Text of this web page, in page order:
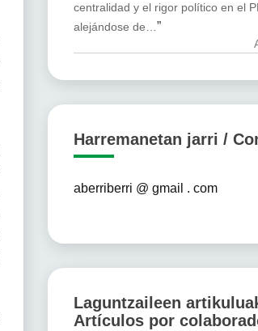
centralidad y el rigor político en el
alejándose de…”
Harremanetan jarri /
aberriberri @ gmail . com
Laguntzaileen
Artículos por